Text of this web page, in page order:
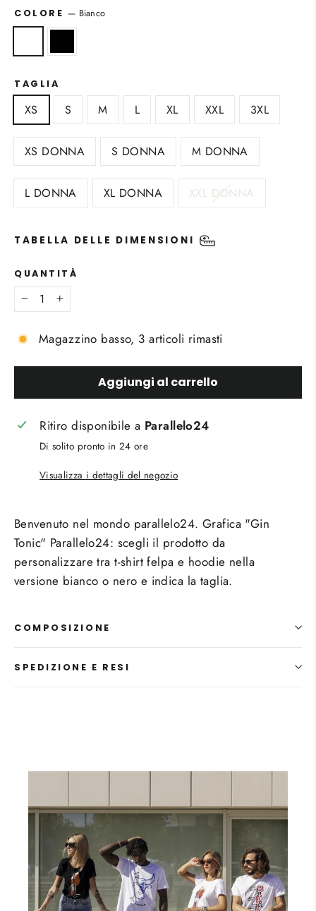
COLORE — Bianco
TAGLIA
XS S M L XL XXL 3XL
XS DONNA S DONNA M DONNA
L DONNA XL DONNA XXL DONNA
TABELLA DELLE DIMENSIONI
QUANTITÀ
−
+
Magazzino basso, 3 articoli rimasti
Aggiungi al carrello
Ritiro disponibile a Parallelo24
Di solito pronto in 24 ore
Visualizza i dettagli del negozio
Benvenuto nel mondo parallelo24. Grafica "Gin
Tonic" Parallelo24: scegli il prodotto da
personalizzare tra t-shirt felpa e hoodie nella
versione bianco o nero e indica la taglia.
COMPOSIZIONE
SPEDIZIONE E RESI